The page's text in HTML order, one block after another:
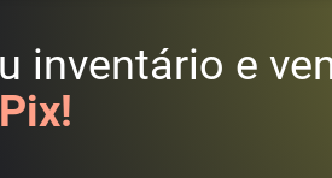
inventário e
Pix!